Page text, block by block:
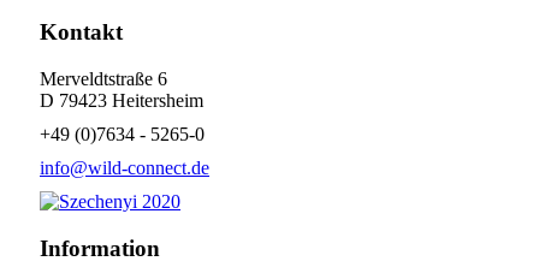
Kontakt
Merveldtstraße 6
D 79423 Heitersheim
+49 (0)7634 - 5265-0
info@wild-connect.de
Information